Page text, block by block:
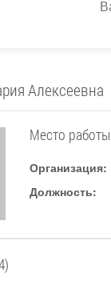
Алексеевна
Место работы
Организация:
Должность: